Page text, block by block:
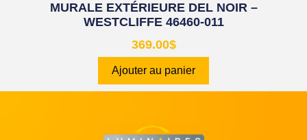
MURALE EXTÉRIEURE DEL NOIR –
WESTCLIFFE 46460-011
369.00$
Ajouter au panier